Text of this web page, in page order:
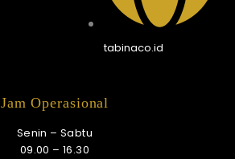
tabinaco.id
Jam Operasional
Senin – Sabtu
09.00 – 16.30